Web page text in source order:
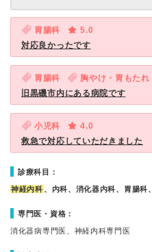
胃腸科
5.0
対応良かったです
胃腸科 胸やけ・胃もたれ
旧黒磯市内にある病院です
小児科
4.0
救急で対応していただきました
診療科目：
神経内科 、内科、消化器内科、胃腸科
専門医・資格：
消化器病専門医、神経内科専門医